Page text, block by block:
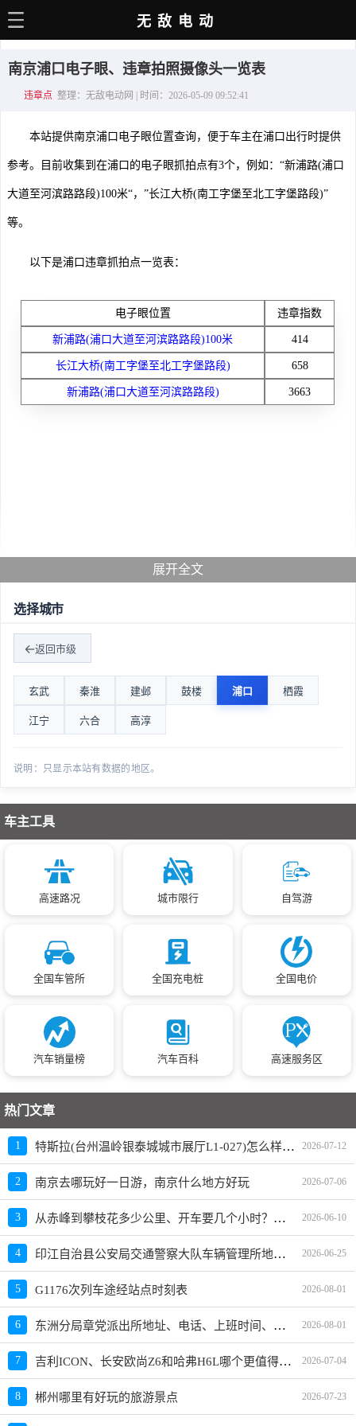
电动百科
选车推荐
充电站
无敌电动
南京浦口电子眼、违章拍照摄像头一览表
违章点 整理：无敌电动网 | 时间：2026-05-09 09:52:41
本站提供南京浦口电子眼位置查询，便于车主在浦口出行时提供
参考。目前收集到在浦口的电子眼抓拍点有3个，例如：“新浦路(浦口
大道至河滨路路段)100米“，”长江大桥(南工字堡至北工字堡路段)”
等。
以下是浦口违章抓拍点一览表：
电子眼位置 违章指数
新浦路(浦口大道至河滨路路段)100米 414
长江大桥(南工字堡至北工字堡路段) 658
新浦路(浦口大道至河滨路路段) 3663
展开全文
选择城市
返回市级
玄武 秦淮 建邺 鼓楼 浦口 栖霞
江宁 六合 高淳
说明：只显示本站有数据的地区。
车主工具
高速路况 城市限行 自驾游
全国车管所 全国充电桩 全国电价
汽车销量榜 汽车百科 高速服务区
热门文章
1 特斯拉(台州温岭银泰城城市展厅L1-027)怎么样、地址、电话、上班时间查询 2026-07-12
2 南京去哪玩好一日游，南京什么地方好玩 2026-07-06
3 从赤峰到攀枝花多少公里、开车要几个小时？过路费、油费等 2026-06-10
4 印江自治县公安局交通警察大队车辆管理所地址、电话、上班时间、能处理违章吗 2026-06-25
5 G1176次列车途经站点时刻表 2026-08-01
6 东洲分局章党派出所地址、电话、上班时间、能处理违章吗 2026-08-01
7 吉利ICON、长安欧尚Z6和哈弗H6L哪个更值得买？性价比、配置对比 2026-07-04
8 郴州哪里有好玩的旅游景点 2026-07-23